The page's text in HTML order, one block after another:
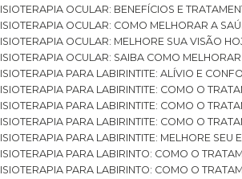
FISIOTERAPIA OCULAR: BENEFÍCIOS E
FISIOTERAPIA OCULAR: COMO MELHORAR A
FISIOTERAPIA OCULAR: MELHORE SUA VISÃO
FISIOTERAPIA OCULAR: SAIBA COMO
FISIOTERAPIA PARA LABIRINTITE: ALÍVIO E
FISIOTERAPIA PARA LABIRINTITE: COMO O
FISIOTERAPIA PARA LABIRINTITE: COMO O
FISIOTERAPIA PARA LABIRINTITE: COMO O
FISIOTERAPIA PARA LABIRINTITE: MELHORE SEU
FISIOTERAPIA PARA LABIRINTO: COMO O
FISIOTERAPIA PARA LABIRINTO: COMO O